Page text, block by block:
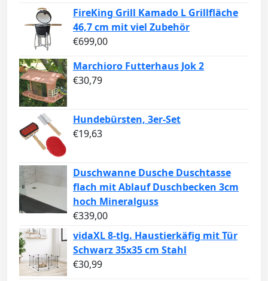
FireKing Grill Kamado L Grillfläche
46,7 cm mit viel Zubehör
€699,00
Marchioro Futterhaus Jok 2
€30,79
Hundebürsten, 3er-Set
€19,63
Duschwanne Dusche Duschtasse
flach mit Ablauf Duschbecken 3cm
hoch Mineralguss
€339,00
vidaXL 8-tlg. Haustierkäfig mit Tür
Schwarz 35x35 cm Stahl
€30,99